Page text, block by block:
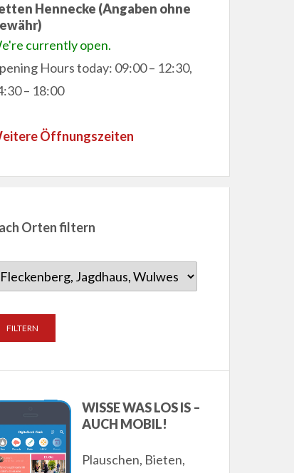
Hennecke (Angaben ohne
currently open.
Hours today: 09:00 – 12:30,
– 18:00
Öffnungszeiten
Orten filtern
WISSE WAS LOS IS –
AUCH MOBIL!
Plauschen, Bieten,